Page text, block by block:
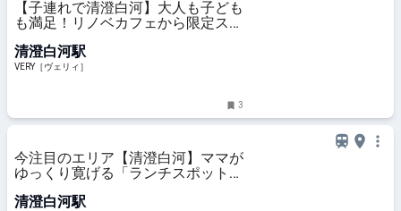
【子連れで清澄白河】大人も子ども
も満足！リノベカフェから限定スイ
清澄白河駅
VERY［ヴェリィ］
3
今注目のエリア【清澄白河】ママが
ゆっくり寛げる「ランチスポット」
清澄白河駅